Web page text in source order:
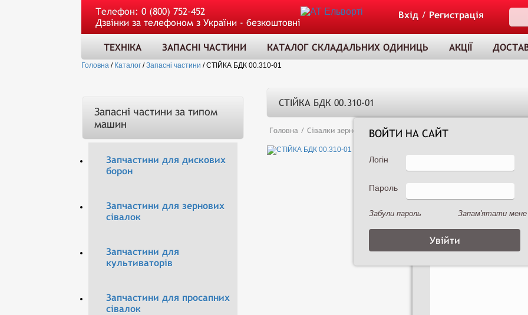
Телефон: 0 (800) 752-452
Дзвінки за телефоном з України - безкоштовні
Вхід/ Регистрація
ТЕХНІКА ЗАПАСНІ ЧАСТИНИ КАТАЛОГ СКЛАДАЛЬНИХ ОДИНИЦЬ АКЦІЇ
Головна / Каталог /Запасні частини /СТІЙКА БДК 00.310-01
Запасні частини за типом
машин
Запчастини для дискових
борон
Запчастини для зернових
сівалок
Запчастини для
культиваторів
Запчастини для просапних
сівалок
СТІЙКА БДК 00.310-01
Головна / Сівалки зернові /Сеялка зернотуковая рядовая Астра 3,6А
ВОЙТИ НА САЙТ
Логін
Пароль
Забули пароль Запам'ятати мене